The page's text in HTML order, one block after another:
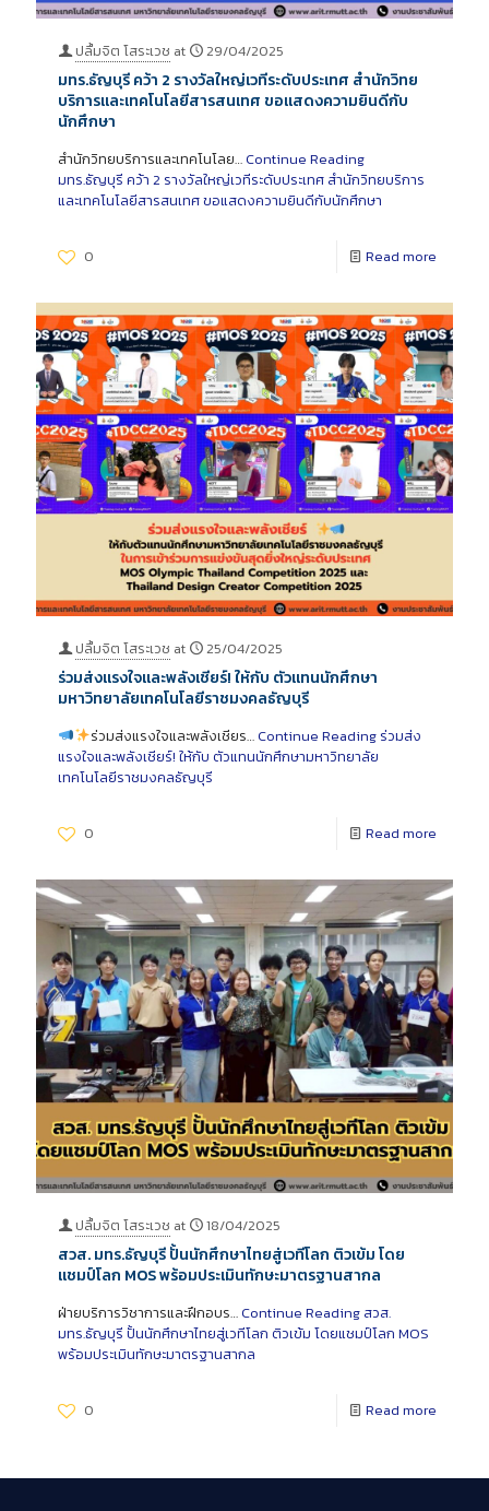
ปลื้มจิต โสระเวช at 29/04/2025
มทร.ธัญบุรี คว้า 2 รางวัลใหญ่เวทีระดับประเทศ สำนักวิทย
บริการและเทคโนโลยีสารสนเทศ ขอแสดงความยินดีกับ
นักศึกษา
สำนักวิทยบริการและเทคโนโลย… Continue Reading
มทร.ธัญบุรี คว้า 2 รางวัลใหญ่เวทีระดับประเทศ สำนักวิทยบริการ
และเทคโนโลยีสารสนเทศ ขอแสดงความยินดีกับนักศึกษา
0 Read more
ปลื้มจิต โสระเวช at 25/04/2025
ร่วมส่งแรงใจและพลังเชียร์! ให้กับ ตัวแทนนักศึกษา
มหาวิทยาลัยเทคโนโลยีราชมงคลธัญบุรี
ร่วมส่งแรงใจและพลังเชียร… Continue Readingร่วมส่ง
แรงใจและพลังเชียร์! ให้กับ ตัวแทนนักศึกษามหาวิทยาลัย
เทคโนโลยีราชมงคลธัญบุรี
0 Read more
ปลื้มจิต โสระเวช at 18/04/2025
สวส. มทร.ธัญบุรี ปั้นนักศึกษาไทยสู่เวทีโลก ติวเข้ม โดย
แชมป์โลก MOS พร้อมประเมินทักษะมาตรฐานสากล
ฝ่ายบริการวิชาการและฝึกอบร… Continue Reading สวส.
มทร.ธัญบุรี ปั้นนักศึกษาไทยสู่เวทีโลก ติวเข้ม โดยแชมป์โลก MOS
พร้อมประเมินทักษะมาตรฐานสากล
0 Read more